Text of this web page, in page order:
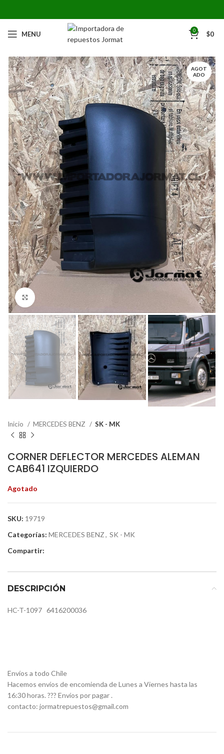
MENU 0 $0
AGOT
ADO
Inicio MERCEDES BENZ SK - MK
CORNER DEFLECTOR MERCEDES ALEMAN
CAB641 IZQUIERDO
Agotado
SKU: 19719
Categorías: MERCEDES BENZ, SK - MK
Compartir:
DESCRIPCIÓN
HC-T-1097 6416200036
Envíos a todo Chile
Hacemos envíos de encomienda de Lunes a Viernes hasta las
16:30 horas. ??? Envíos por pagar .
contacto: jormatrepuestos@gmail.com